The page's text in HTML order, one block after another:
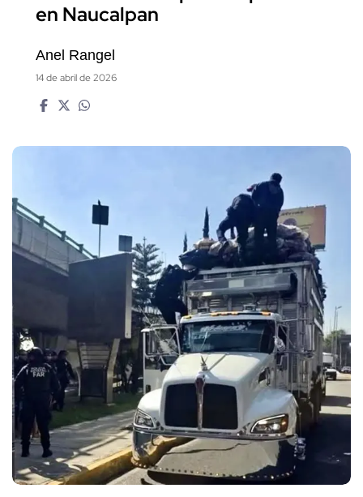
en Naucalpan
Anel Rangel
14 de abril de 2026